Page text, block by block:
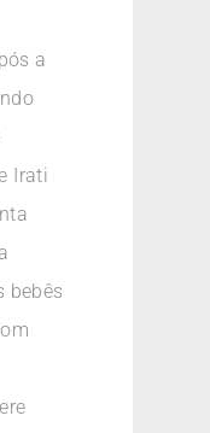
a
Irati
bebês